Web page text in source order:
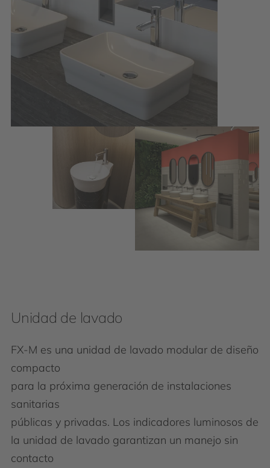
Unidad de lavado
FX-M es una unidad de lavado modular de diseño
compacto
para la próxima generación de instalaciones
sanitarias
públicas y privadas. Los indicadores luminosos de
la unidad de lavado garantizan un manejo sin
contacto